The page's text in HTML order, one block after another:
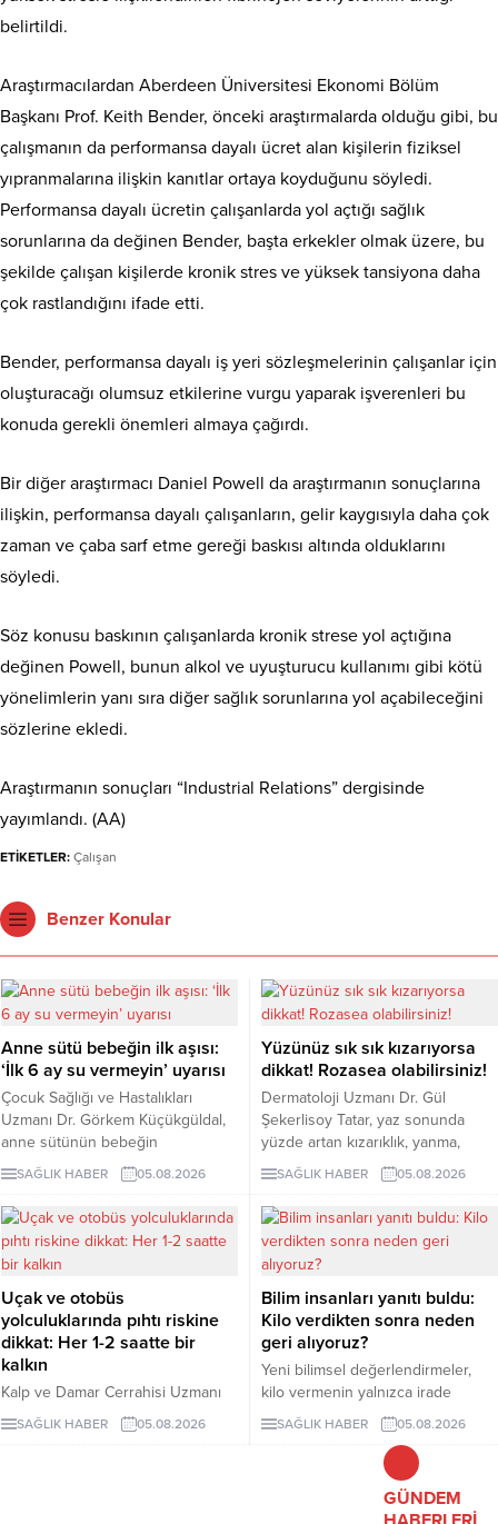
belirtildi.
Araştırmacılardan Aberdeen Üniversitesi Ekonomi Bölüm
Başkanı Prof. Keith Bender, önceki araştırmalarda olduğu gibi, bu
çalışmanın da performansa dayalı ücret alan kişilerin fiziksel
yıpranmalarına ilişkin kanıtlar ortaya koyduğunu söyledi.
Performansa dayalı ücretin çalışanlarda yol açtığı sağlık
sorunlarına da değinen Bender, başta erkekler olmak üzere, bu
şekilde çalışan kişilerde kronik stres ve yüksek tansiyona daha
çok rastlandığını ifade etti.
Bender, performansa dayalı iş yeri sözleşmelerinin çalışanlar için
oluşturacağı olumsuz etkilerine vurgu yaparak işverenleri bu
konuda gerekli önemleri almaya çağırdı.
Bir diğer araştırmacı Daniel Powell da araştırmanın sonuçlarına
ilişkin, performansa dayalı çalışanların, gelir kaygısıyla daha çok
zaman ve çaba sarf etme gereği baskısı altında olduklarını
söyledi.
Söz konusu baskının çalışanlarda kronik strese yol açtığına
değinen Powell, bunun alkol ve uyuşturucu kullanımı gibi kötü
yönelimlerin yanı sıra diğer sağlık sorunlarına yol açabileceğini
sözlerine ekledi.
Araştırmanın sonuçları “Industrial Relations” dergisinde
yayımlandı. (AA)
ETİKETLER: Çalışan
Benzer Konular
Anne sütü bebeğin ilk aşısı:
‘İlk 6 ay su vermeyin’ uyarısı
Çocuk Sağlığı ve Hastalıkları
Uzmanı Dr. Görkem Küçükgüldal,
anne sütünün bebeğin
bağışıklığını güçlendiren ve yaşam
boyu sağlığın temelini oluşturan
“canlı bir biyolojik mucize”
olduğunu söyledi. Küçükgüldal,
doğumdan sonraki ilk saatte
emzirmeye başlanması ve ilk 6 ay
yalnızca anne sütü verilmesi
gerektiğini vurguladı.
SAĞLIK HABER 05.08.2026
Yüzünüz sık sık kızarıyorsa
dikkat! Rozasea olabilirsiniz!
Dermatoloji Uzmanı Dr. Gül
Şekerlisoy Tatar, yaz sonunda
yüzde artan kızarıklık, yanma,
batma ve hassasiyet şikâyetlerinin
yalnızca hassas ciltten
kaynaklanmayabileceğini söyledi.
Tatar, tekrarlayan belirtilerin
rozasea olarak bilinen kronik “gül
hastalığı”na işaret edebileceğini
belirterek erken tanı uyarısında
bulundu.
SAĞLIK HABER 05.08.2026
Uçak ve otobüs
yolculuklarında pıhtı riskine
dikkat: Her 1-2 saatte bir
kalkın
Kalp ve Damar Cerrahisi Uzmanı
Dr. Murat İlkar Gelişen, dört-beş
saatten uzun süren uçak, otobüs
SAĞLIK HABER 05.08.2026
Bilim insanları yanıtı buldu:
Kilo verdikten sonra neden
geri alıyoruz?
Yeni bilimsel değerlendirmeler,
kilo vermenin yalnızca irade
gücüyle açıklanamayacağını ortaya
koydu. Araştırmacılara göre beyin,
hormonlar ve yaşam koşulları kilo
kaybını zorlaştırırken, obezite
biyolojik ve toplumsal boyutları
SAĞLIK HABER 05.08.2026
GÜNDEM